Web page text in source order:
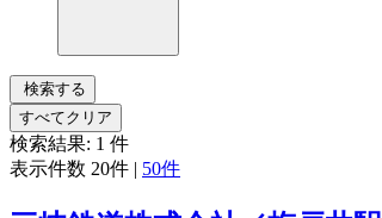
検索する
すべてクリア
検索結果: 1 件
表示件数 20件 | 50件